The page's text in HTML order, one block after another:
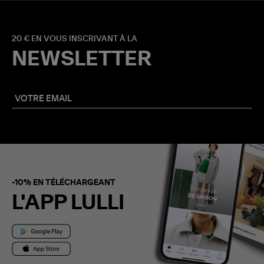
20 € EN VOUS INSCRIVANT À LA
NEWSLETTER
-10% EN TÉLÉCHARGEANT
L'APP LULLI